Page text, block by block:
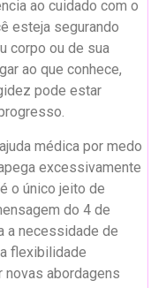
ao cuidado com o
esteja segurando
corpo ou de sua
ao que conhece,
pode estar
médica por medo
excessivamente
o único jeito de
do 4 de
a necessidade de
flexibilidade
novas abordagens